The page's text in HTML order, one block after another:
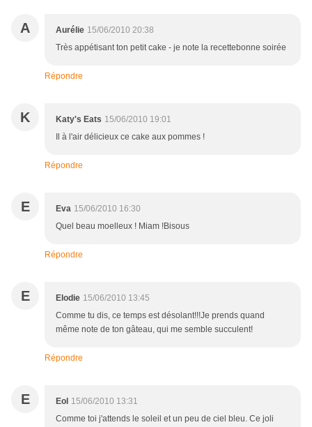
A Aurélie 15/06/2010 20:38
Très appétisant ton petit cake - je note la recettebonne soirée
Répondre
K Katy's Eats 15/06/2010 19:01
Il à l'air délicieux ce cake aux pommes !
Répondre
E Eva 15/06/2010 16:30
Quel beau moelleux ! Miam !Bisous
Répondre
E Elodie 15/06/2010 13:45
Comme tu dis, ce temps est désolant!!!Je prends quand
même note de ton gâteau, qui me semble succulent!
Répondre
E Eol 15/06/2010 13:31
Comme toi j'attends le soleil et un peu de ciel bleu. Ce joli